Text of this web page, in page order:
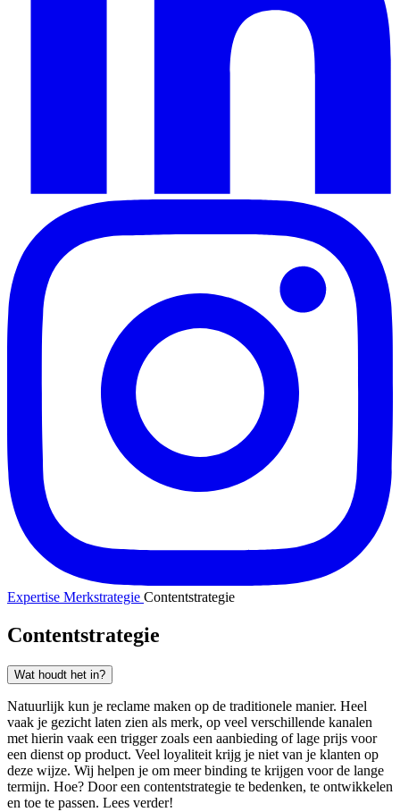
Expertise Merkstrategie Contentstrategie
Contentstrategie
Wat houdt het in?
Natuurlijk kun je reclame maken op de traditionele manier. Heel
vaak je gezicht laten zien als merk, op veel verschillende kanalen
met hierin vaak een trigger zoals een aanbieding of lage prijs voor
een dienst op product. Veel loyaliteit krijg je niet van je klanten op
deze wijze. Wij helpen je om meer binding te krijgen voor de lange
termijn. Hoe? Door een contentstrategie te bedenken, te ontwikkelen
en toe te passen. Lees verder!